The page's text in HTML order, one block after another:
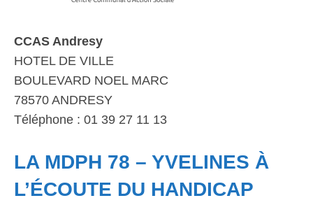
CCAS Andresy
HOTEL DE VILLE
BOULEVARD NOEL MARC
78570 ANDRESY
Téléphone : 01 39 27 11 13
LA MDPH 78 – YVELINES À
L’ÉCOUTE DU HANDICAP